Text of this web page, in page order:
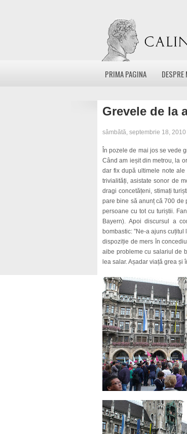
PRIMA PAGINA DESPRE
Grevele de la
sâmbătă, septembrie 18, 2010
În pozele de mai jos se vede
Când am ieșit din metrou, la
dar fix după ultimele note
trivialități, asistate sonor de
dragi concetățeni, stimați
pare bine să anunț că 700 de
persoane cu tot cu turiștii.
Bayern). Apoi discursul a
bombastic: ”Ne-a ajuns
dispoziție de mers în
aibe probleme cu salariul de
lea salar. Așadar viață grea și